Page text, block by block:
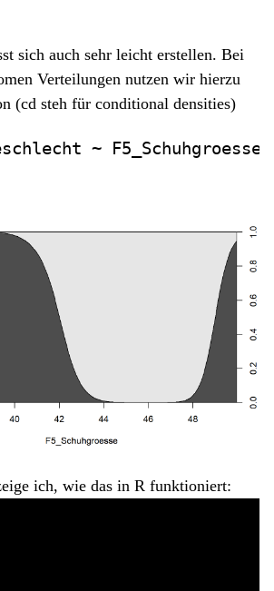
sich auch sehr leicht erstellen. Bei
Verteilungen nutzen wir hierzu
(cd steh für conditional densities)
~
ich, wie das in R funktioniert: